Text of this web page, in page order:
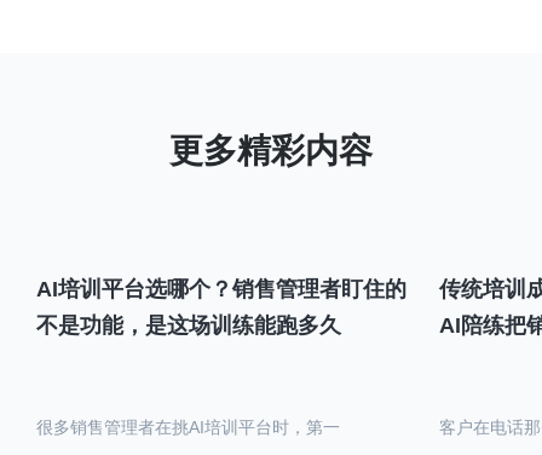
AI培训平台选哪个？销售管理者盯住的
不是功能，是这场训练能跑多久
很多销售管理者在挑AI培训平台时，第一
传统培训
AI陪练把
客户在电话